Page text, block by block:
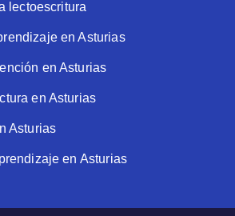
lectoescritura
en Asturias
en Asturias
en Asturias
Asturias
en Asturias